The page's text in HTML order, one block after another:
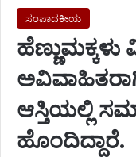
ಸಂಪಾದಕೀಯ
ಆಸ್ತಿಯಲ್ಲಿ
ಹೊಂದಿದ್ದಾರೆ.